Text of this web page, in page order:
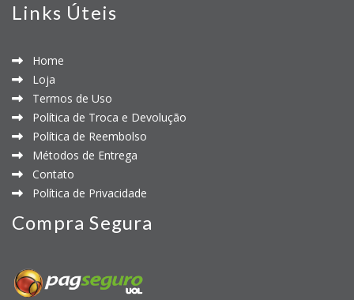
Links Úteis
Home
Loja
Termos de Uso
Política de Troca e Devolução
Política de Reembolso
Métodos de Entrega
Contato
Política de Privacidade
Compra Segura